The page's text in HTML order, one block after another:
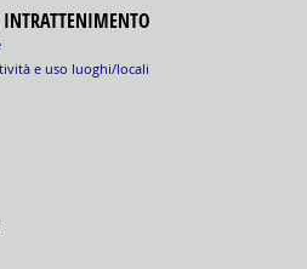
e uso luoghi/locali